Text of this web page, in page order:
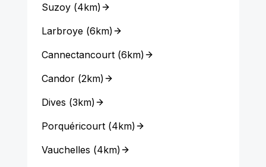
Suzoy(4km)
Larbroye(6km)
Cannectancourt(6km)
Candor(2km)
Dives (3km)
Porquéricourt(4km)
Vauchelles (4km)